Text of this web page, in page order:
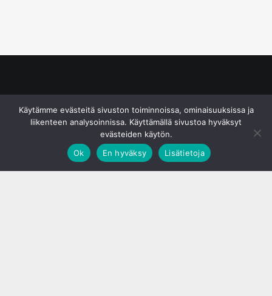
Käytämme evästeitä sivuston toiminnoissa, ominaisuuksissa ja
liikenteen analysoinnissa. Käyttämällä sivustoa hyväksyt
evästeiden käytön.
Ok
En hyväksy Lisätietoja